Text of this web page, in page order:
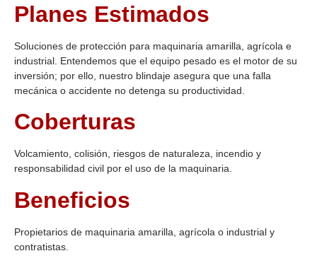
Planes Estimados
Soluciones de protección para maquinaria amarilla, agrícola e
industrial. Entendemos que el equipo pesado es el motor de su
inversión; por ello, nuestro blindaje asegura que una falla
mecánica o accidente no detenga su productividad.
Coberturas
Volcamiento, colisión, riesgos de naturaleza, incendio y
responsabilidad civil por el uso de la maquinaria.
Beneficios
Propietarios de maquinaria amarilla, agrícola o industrial y
contratistas.